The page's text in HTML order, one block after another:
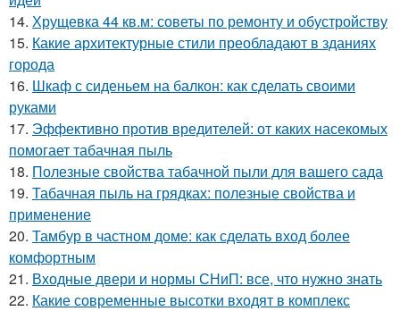
14. Хрущевка 44 кв.м: советы по ремонту и обустройству
15. Какие архитектурные стили преобладают в зданиях
города
16. Шкаф с сиденьем на балкон: как сделать своими
руками
17. Эффективно против вредителей: от каких насекомых
помогает табачная пыль
18. Полезные свойства табачной пыли для вашего сада
19. Табачная пыль на грядках: полезные свойства и
применение
20. Тамбур в частном доме: как сделать вход более
комфортным
21. Входные двери и нормы СНиП: все, что нужно знать
22. Какие современные высотки входят в комплекс